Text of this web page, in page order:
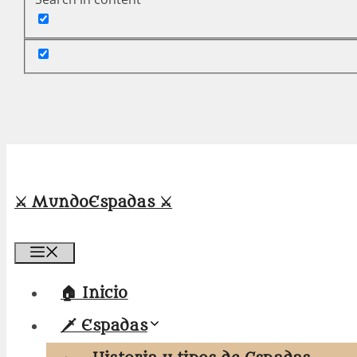
⚔️ MundoEspadas ⚔️
🏠 Inicio
🗡️ Espadas